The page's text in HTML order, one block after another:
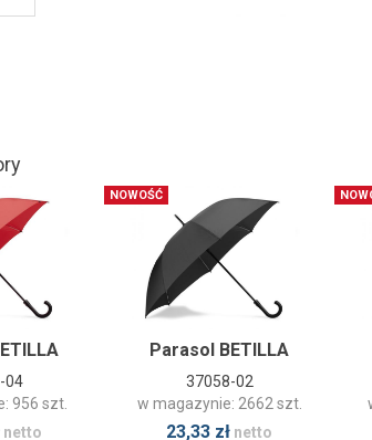
04
956 szt.
netto
NOWOŚĆ
Parasol BETILLA
37058-02
w magazynie: 2662 szt.
23,33 zł netto